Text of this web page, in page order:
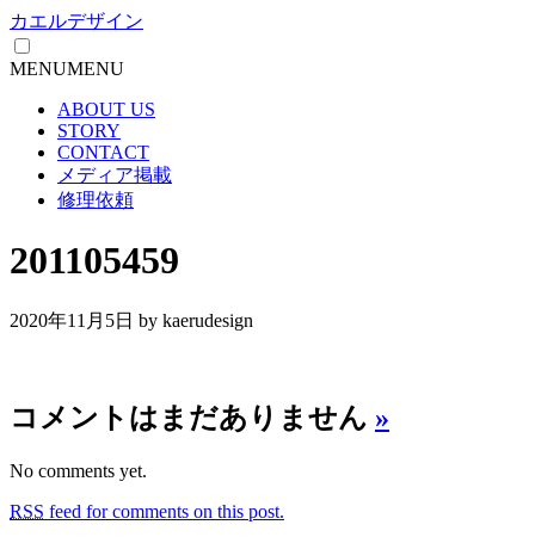
カエルデザイン
MENUMENU
ABOUT US
STORY
CONTACT
メディア掲載
修理依頼
201105459
2020年11月5日 by kaerudesign
コメントはまだありません »
No comments yet.
RSS feed for comments on this post.